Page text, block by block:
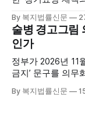
고 본격적인 서비스 제
는 (한)의사가 거
한 장기요양 등급
로 구성된 다학제
를 제공하는
By 복지법률신문
술병 경고그림
인가
정부가 2026년 11
금지’ 문구를 의무
도는 국제 통상 규
By 복지법률신문